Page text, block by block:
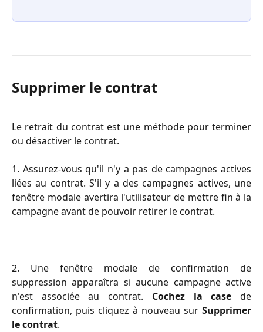
Supprimer le contrat
Le retrait du contrat est une méthode pour terminer
ou désactiver le contrat.
1. Assurez-vous qu'il n'y a pas de campagnes actives
liées au contrat. S'il y a des campagnes actives, une
fenêtre modale avertira l'utilisateur de mettre fin à la
campagne avant de pouvoir retirer le contrat.
2. Une fenêtre modale de confirmation de
suppression apparaîtra si aucune campagne active
n'est associée au contrat. Cochez la case de
confirmation, puis cliquez à nouveau sur Supprimer
le contrat.